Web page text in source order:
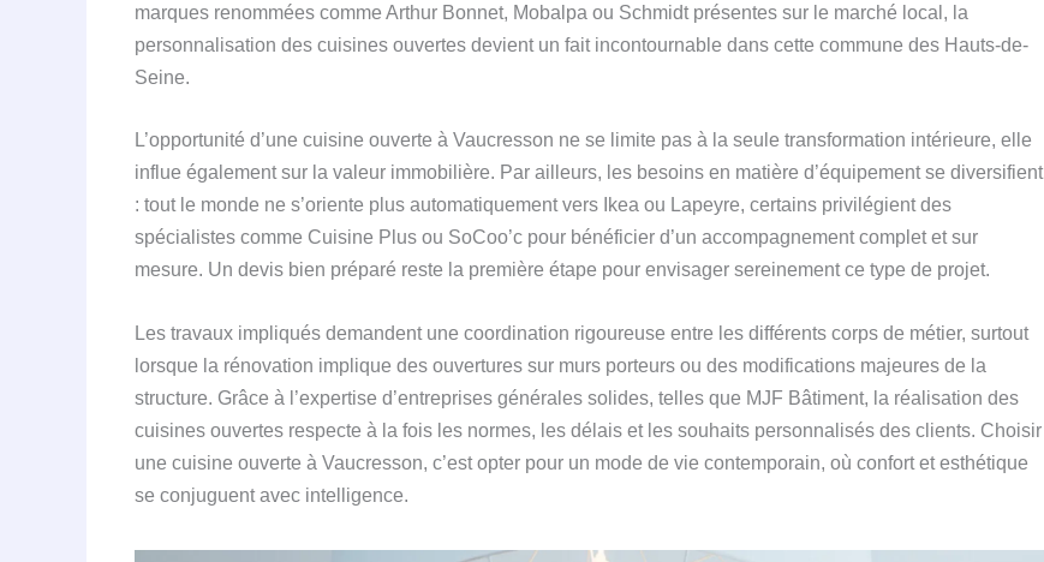
marques renommées comme Arthur Bonnet, Mobalpa ou Schmidt présentes sur le marché local, la
personnalisation des cuisines ouvertes devient un fait incontournable dans cette commune des Hauts-de-
Seine.
L’opportunité d’une cuisine ouverte à Vaucresson ne se limite pas à la seule transformation intérieure, elle
influe également sur la valeur immobilière. Par ailleurs, les besoins en matière d’équipement se diversifient
: tout le monde ne s’oriente plus automatiquement vers Ikea ou Lapeyre, certains privilégient des
spécialistes comme Cuisine Plus ou SoCoo’c pour bénéficier d’un accompagnement complet et sur
mesure. Un devis bien préparé reste la première étape pour envisager sereinement ce type de projet.
Les travaux impliqués demandent une coordination rigoureuse entre les différents corps de métier, surtout
lorsque la rénovation implique des ouvertures sur murs porteurs ou des modifications majeures de la
structure. Grâce à l’expertise d’entreprises générales solides, telles que MJF Bâtiment, la réalisation des
cuisines ouvertes respecte à la fois les normes, les délais et les souhaits personnalisés des clients. Choisir
une cuisine ouverte à Vaucresson, c’est opter pour un mode de vie contemporain, où confort et esthétique
se conjuguent avec intelligence.